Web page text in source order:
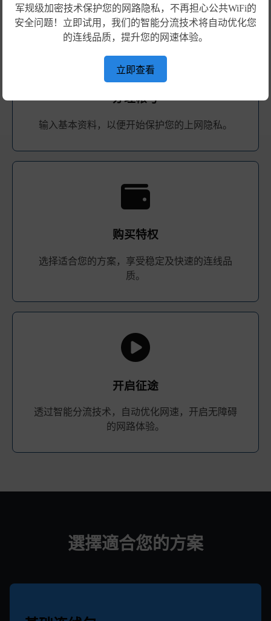
办理帐号
输入基本资料，以便开始保护您的上网隐私。
购买特权
选择适合您的方案，享受稳定及快速的连线品
质。
开启征途
透过智能分流技术，自动优化网速，开启无障碍
的网路体验。
選擇適合您的方案
军规级加密技术保护您的网路隐私，不再担心公共WiFi的
安全问题！立即试用，我们的智能分流技术将自动优化您
的连线品质，提升您的网速体验。
立即查看